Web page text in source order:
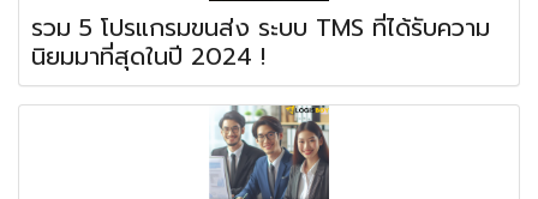
รวม 5 โปรแกรมขนส่ง ระบบ TMS ที่ได้รับความ
นิยมมาที่สุดในปี 2024 !